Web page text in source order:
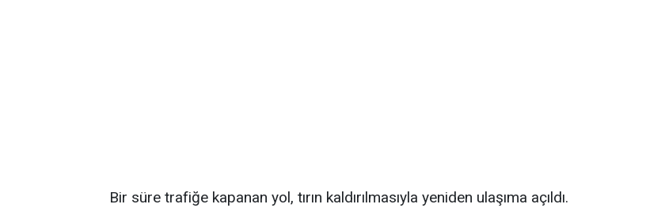
Bir süre trafiğe kapanan yol, tırın kaldırılmasıyla yeniden ulaşıma açıldı.